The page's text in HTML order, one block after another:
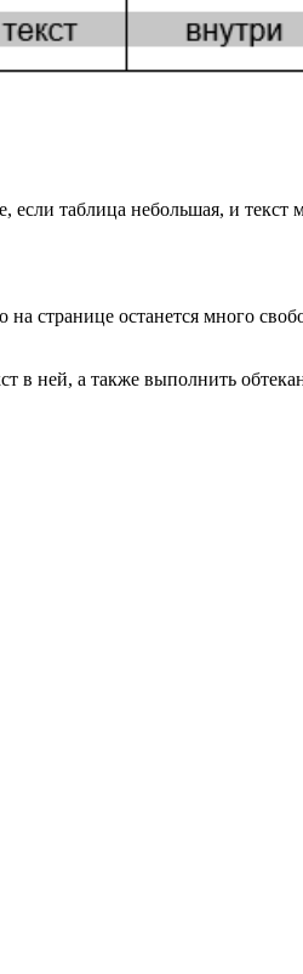
если таблица небольшая, и текст
на странице останется много
в ней, а также выполнить